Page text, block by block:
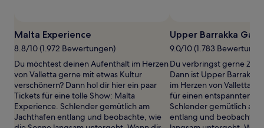
zusätzliche
Bedingungen
gelten.
Malta Experience
8.8/10 (1.972 Bewertungen)
Du möchtest deinen Aufenthalt im Herzen
von Valletta gerne mit etwas Kultur
verschönern? Dann hol dir hier ein paar
Tickets für eine tolle Show: Malta
Experience. Schlender gemütlich am
Jachthafen entlang und beobachte, wie
Upper Barrakka
9.0/10 (1.783
Du verbringst gerne Zeit
Dann ist Upper Barrakka
im Herzen von Valletta,
für einen entspannten
Schlender gemütlich am
entlang und beobachte,